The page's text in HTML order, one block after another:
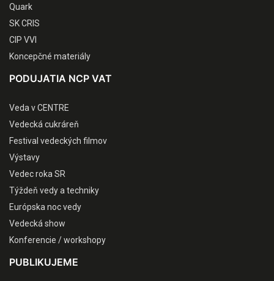
Quark
SK CRIS
CIP VVI
Koncepčné materiály
PODUJATIA NCP VAT
Veda v CENTRE
Vedecká cukráreň
Festival vedeckých filmov
Výstavy
Vedec roka SR
Týždeň vedy a techniky
Európska noc vedy
Vedecká show
Konferencie / workshopy
PUBLIKUJEME